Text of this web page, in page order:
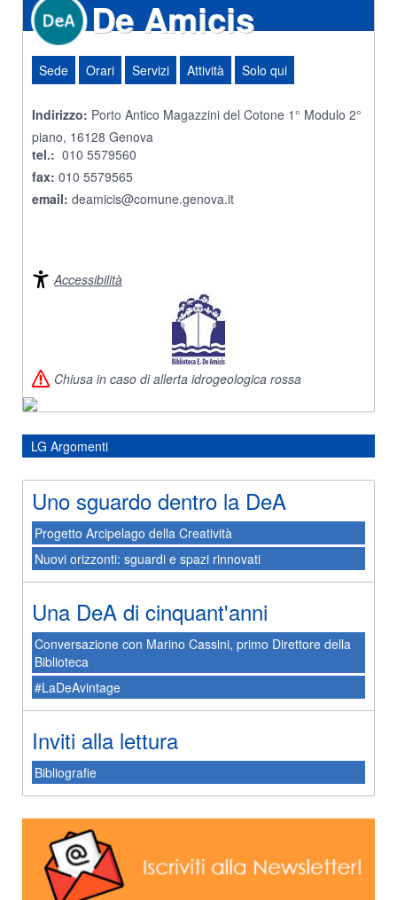
De Amicis
Sede Orari Servizi Attività Solo qui
Indirizzo: Porto Antico Magazzini del Cotone 1° Modulo 2°
piano, 16128 Genova
tel.: 010 5579560
fax: 010 5579565
email: deamicis@comune.genova.it
Accessibilità
Chiusa in caso di allerta idrogeologica rossa
LG Argomenti
Uno sguardo dentro la DeA
Progetto Arcipelago della Creatività
Nuovi orizzonti: sguardi e spazi rinnovati
Una DeA di cinquant'anni
Conversazione con Marino Cassini, primo Direttore della
Biblioteca
#LaDeAvintage
Inviti alla lettura
Bibliografie